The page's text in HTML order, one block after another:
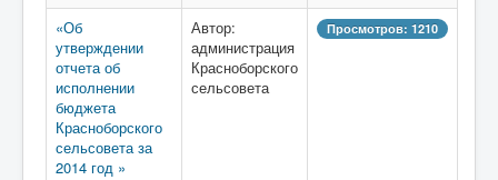
«Об
утверждении
отчета об
исполнении
бюджета
Красноборского
сельсовета за
2014 год »
Автор:
администрация
Красноборского
сельсовета
Просмотров: 1210